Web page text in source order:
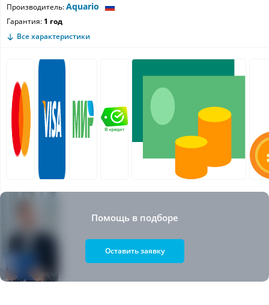
Производитель:Aquario
Гарантия: 1 год
Все характеристики
Помощь в подборе
Оставить заявку